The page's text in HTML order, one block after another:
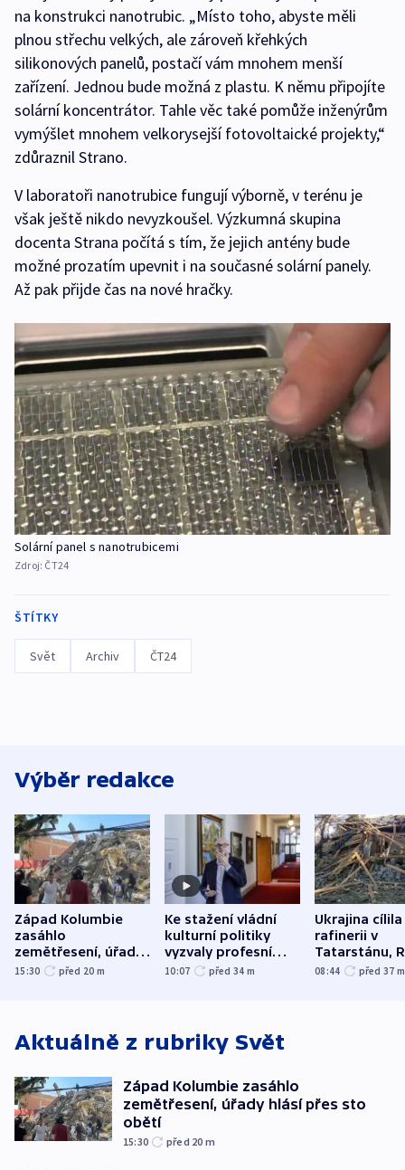
na konstrukci nanotrubic. „Místo toho, abyste měli
plnou střechu velkých, ale zároveň křehkých
silikonových panelů, postačí vám mnohem menší
zařízení. Jednou bude možná z plastu. K němu připojíte
solární koncentrátor. Tahle věc také pomůže inženýrům
vymýšlet mnohem velkorysejší fotovoltaické projekty,“
zdůraznil Strano.
V laboratoři nanotrubice fungují výborně, v terénu je
však ještě nikdo nevyzkoušel. Výzkumná skupina
docenta Strana počítá s tím, že jejich antény bude
možné prozatím upevnit i na současné solární panely.
Až pak přijde čas na nové hračky.
Solární panel s nanotrubicemi
Zdroj: ČT24
ŠTÍTKY
Svět Archiv ČT24
Výběr redakce
Západ Kolumbie
zasáhlo
zemětřesení, úřady
hlásí přes sto obětí
15:30 před 20 m
Ke stažení vládní
kulturní politiky
vyzvaly profesní
organizace, spolky i
10:07 před 34 m
Ukrajina cílila
rafinerii v
Tatarstánu,
útočilo na
08:44 před 37 m
Aktuálně z rubriky Svět
Západ Kolumbie zasáhlo
zemětřesení, úřady hlásí přes sto
obětí
15:30 před 20 m